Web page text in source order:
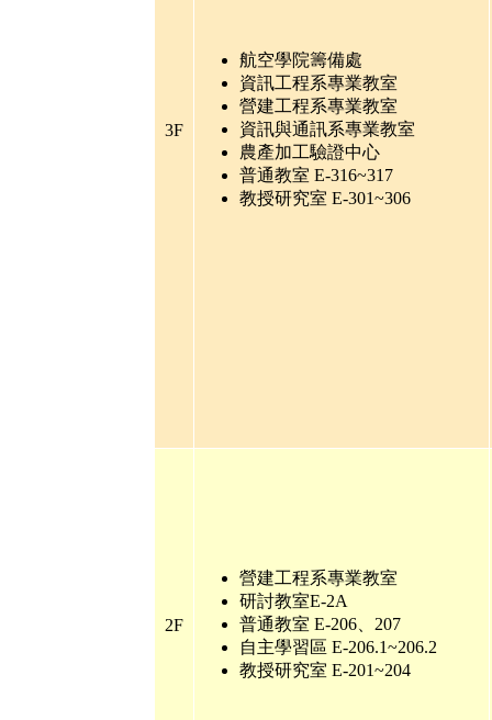
3F
航空學院籌備處
資訊工程系專業教室
營建工程系專業教室
資訊與通訊系專業教室
農產加工驗證中心
普通教室 E-316~317
教授研究室 E-301~306
2F
營建工程系專業教室
研討教室E-2A
普通教室 E-206
207
自主學習區 E-206.1~206.2
教授研究室 E-201~204